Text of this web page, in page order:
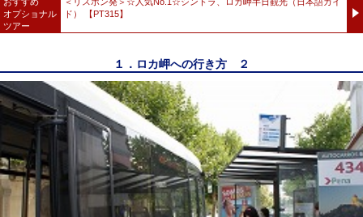
オプショナル
ツアー
ド） 【PT315】
１．ロカ岬への行き方 ２